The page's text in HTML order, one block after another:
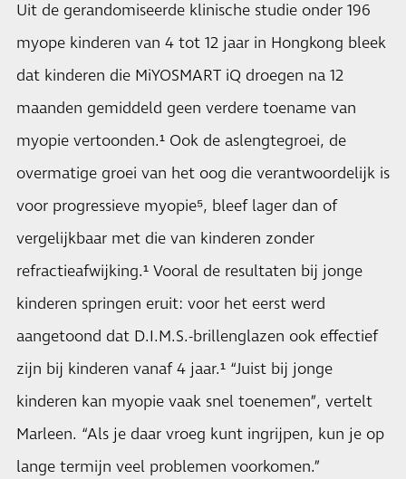
Uit de gerandomiseerde klinische studie onder 196
myope kinderen van 4 tot 12 jaar in Hongkong bleek
dat kinderen die MiYOSMART iQ droegen na 12
maanden gemiddeld geen verdere toename van
myopie vertoonden.¹ Ook de aslengtegroei, de
overmatige groei van het oog die verantwoordelijk is
voor progressieve myopie⁵, bleef lager dan of
vergelijkbaar met die van kinderen zonder
refractieafwijking.¹ Vooral de resultaten bij jonge
kinderen springen eruit: voor het eerst werd
aangetoond dat D.I.M.S.-brillenglazen ook effectief
zijn bij kinderen vanaf 4 jaar.¹ “Juist bij jonge
kinderen kan myopie vaak snel toenemen”, vertelt
Marleen. “Als je daar vroeg kunt ingrijpen, kun je op
lange termijn veel problemen voorkomen.”